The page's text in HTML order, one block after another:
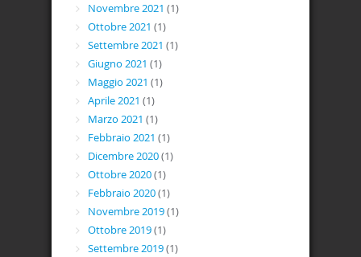
Novembre 2021 (1)
Ottobre 2021 (1)
Settembre 2021 (1)
Giugno 2021 (1)
Maggio 2021 (1)
Aprile 2021 (1)
Marzo 2021 (1)
Febbraio 2021 (1)
Dicembre 2020(1)
Ottobre 2020(1)
Febbraio 2020(1)
Novembre 2019(1)
Ottobre 2019(1)
Settembre 2019(1)